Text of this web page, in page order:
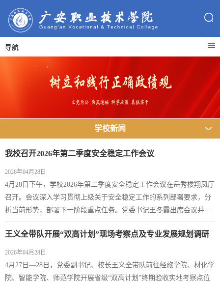
导航
学校新闻
我校召开2026年第二季度安全稳定工作会议
2026年04月28日
4月28日下午，学校2026年第二季度安全稳定工作会议在岳秀楼翔凤厅
召开。会议深入学习贯彻上级关于安全稳定工作的系列部署要求，分
析当前形势，部署下一阶段重点任务。党委书记王冬霞出席会议并讲
话，党委委员、副校长袁驰主持会议。会议组织观看了四川自贡九鼎
大楼“7·17”重大火灾动火作业消防安全警示片，组织学习了《四川省
教育系统重大事故隐患判定指南》《四川省体育行业安全生产重大事
故隐患判定标准》，部署了下一阶段重...
王义全带队开展“双高计划”现场考察点及专业发展规划调研
2026年04月28日
4月27日—28日，党委副书记、校长王义全带队前往经旅学院、材化学
院、智能学院、师范学院开展省级“双高计划”终期验收实地考察点位